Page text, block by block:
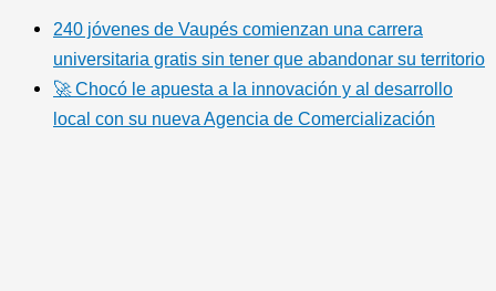
240 jóvenes de Vaupés comienzan una carrera
universitaria gratis sin tener que abandonar su territorio
🚀 Chocó le apuesta a la innovación y al desarrollo
local con su nueva Agencia de Comercialización